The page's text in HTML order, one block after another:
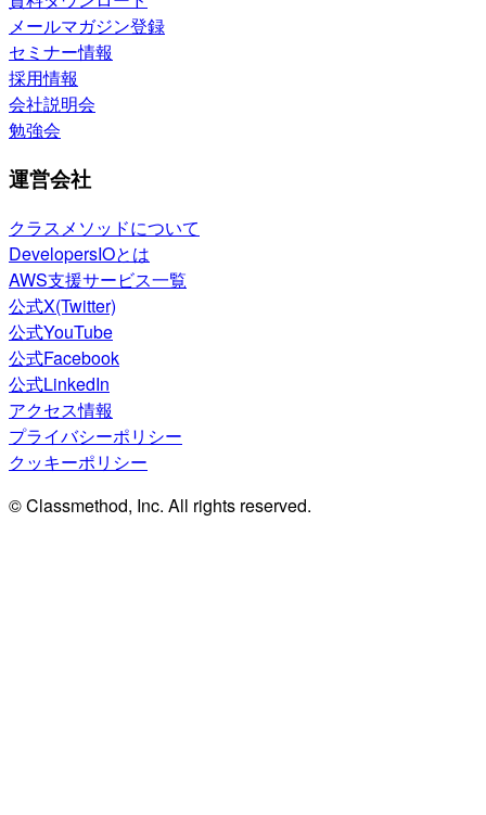
メールマガジン登録
セミナー情報
採用情報
会社説明会
勉強会
運営会社
クラスメソッドについて
DevelopersIOとは
AWS支援サービス一覧
公式X(Twitter)
公式YouTube
公式Facebook
公式LinkedIn
アクセス情報
プライバシーポリシー
クッキーポリシー
© Classmethod, Inc. All rights reserved.